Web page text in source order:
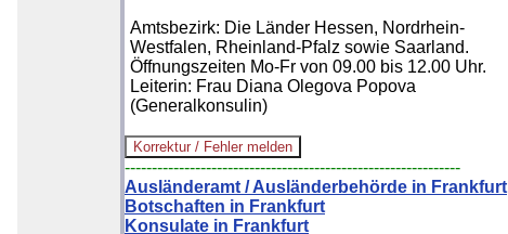
Amtsbezirk: Die Länder Hessen, Nordrhein-
Westfalen, Rheinland-Pfalz sowie Saarland.
Öffnungszeiten Mo-Fr von 09.00 bis 12.00 Uhr.
Leiterin: Frau Diana Olegova Popova
(Generalkonsulin)
--------------------------------------------------------------
Ausländeramt / Ausländerbehörde in Frankfurt
Botschaften in Frankfurt
Konsulate in Frankfurt